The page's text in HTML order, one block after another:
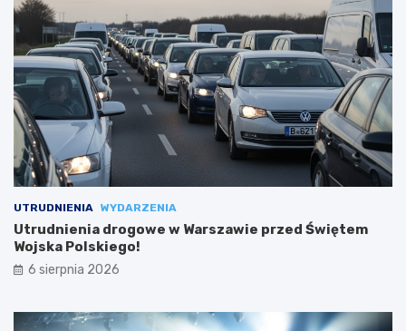
UTRUDNIENIA WYDARZENIA
Utrudnienia drogowe w Warszawie przed Świętem
Wojska Polskiego!
6 sierpnia 2026